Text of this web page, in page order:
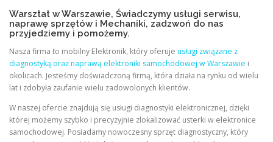
Warsztat w Warszawie, Świadczymy usługi serwisu,
naprawę sprzętów i Mechaniki, zadzwoń do nas
przyjedziemy i pomożemy.
Nasza firma to mobilny Elektronik, który oferuje usługi związane z
diagnostyką oraz naprawą elektroniki samochodowej w Warszawie i
okolicach. Jesteśmy doświadczoną firmą, która działa na rynku od wielu
lat i zdobyła zaufanie wielu zadowolonych klientów.
W naszej ofercie znajdują się usługi diagnostyki elektronicznej, dzięki
której możemy szybko i precyzyjnie zlokalizować usterki w elektronice
samochodowej. Posiadamy nowoczesny sprzęt diagnostyczny, który